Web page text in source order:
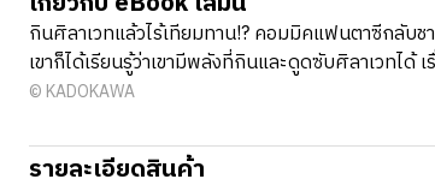
กินศิลาเวทแล้วไร้เทียมทาน!? คอมมิคแฟนตาซีกลับ
เขาก็ได้เรียนรู้ว่าเขามีพลังที่กินและดูดซับศิลาเวทไ
© KADOKAWA
รายละเอียดสินค้า